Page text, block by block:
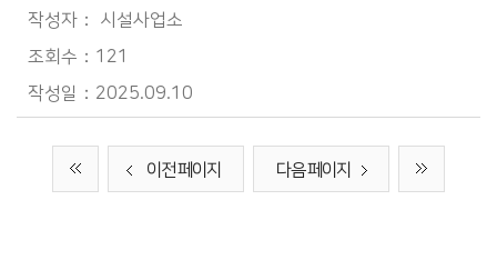
시설사업소
121
2025.09.10
이전 페이지 다음 페이지